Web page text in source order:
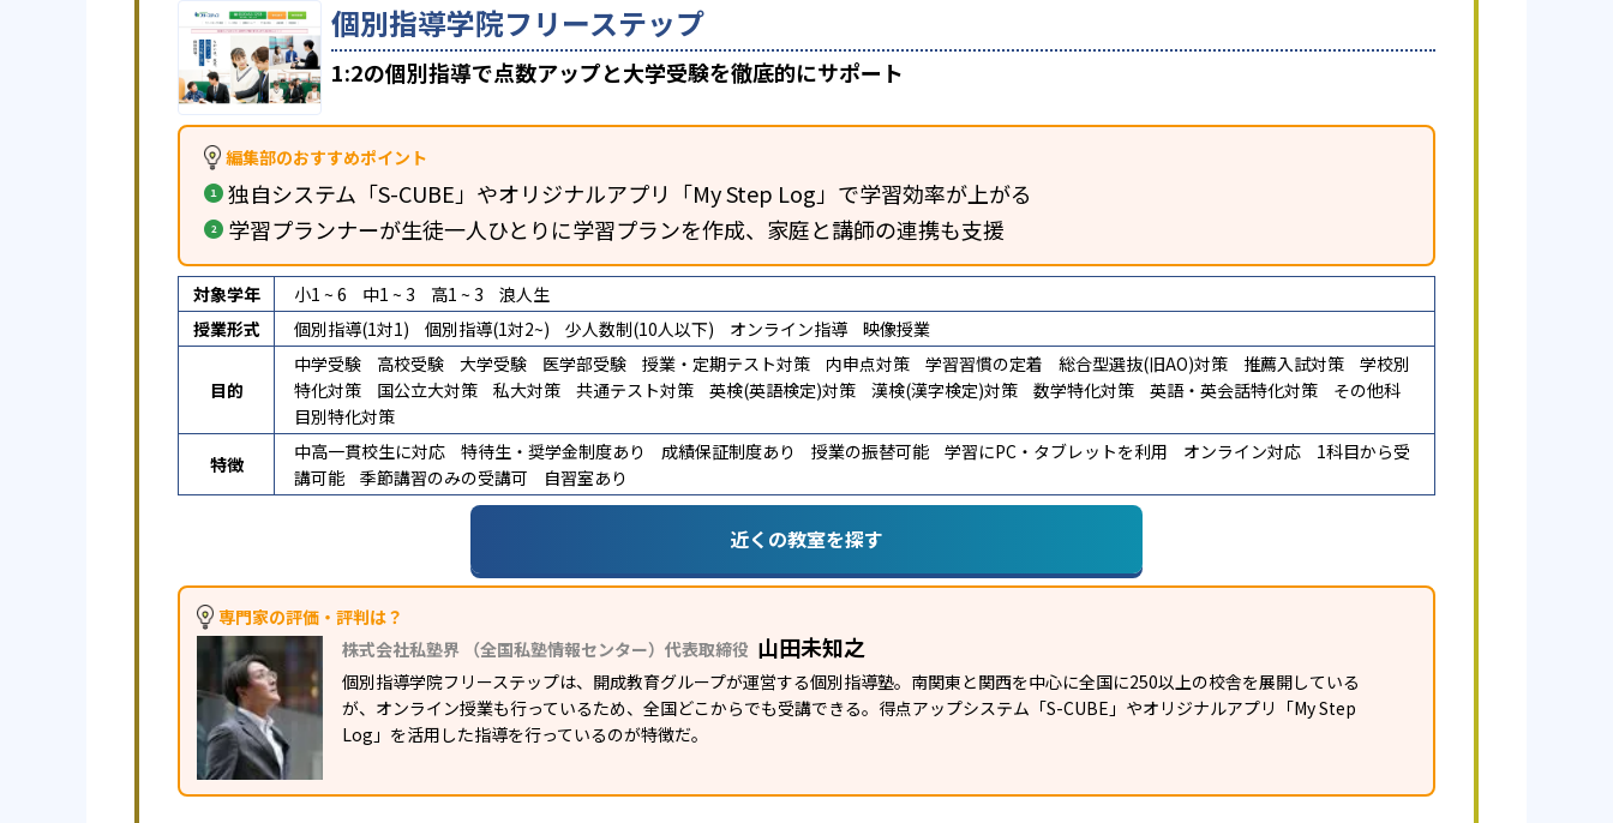
個別指導学院フリーステップ
1:2の個別指導で点数アップと大学受験を徹底的にサポート
編集部のおすすめポイント
独自システム「S-CUBE」やオリジナルアプリ「My Step Log」で学習効率が上がる
学習プランナーが生徒一人ひとりに学習プランを作成、家庭と講師の連携も支援
対象学年 小1 ~ 6 中1 ~ 3 高1 ~ 3
浪人生
授業形式
個別指導(1対1) 個別指導(1対2~) 少人数制(10人以下) オンライン指導 映像授業
目的
中学受験 高校受験 大学受験 医学部受験 授業・定期テスト対策 内申点対策 学習習慣の定着 総合型選抜(旧AO)対策 推薦入試対策
学校別
特化対策
国公立大対策 私大対策 共通テスト対策 英検(英語検定)対策 漢検(漢字検定)対策 数学特化対策 英語・英会話特化対策
その他科
目別特化対策
特徴
中高一貫校生に対応 特待生・奨学金制度あり 成績保証制度あり 授業の振替可能 学習にPC・タブレットを利用 オンライン対応
1科目から受
講可能
季節講習のみの受講可 自習室あり
近くの教室を探す
専門家の評価・評判は？
株式会社私塾界 （全国私塾情報センター）代表取締役 山田未知之
個別指導学院フリーステップは、開成教育グループが運営する個別指導塾。南関東と関西を中心に全国に250以上の校舎を展開している
が、オンライン授業も行っているため、全国どこからでも受講できる。得点アップシステム「S-CUBE」やオリジナルアプリ「My Step
Log」を活用した指導を行っているのが特徴だ。